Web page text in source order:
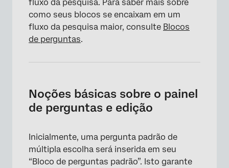
fluxo da pesquisa. Para saber mais sobre
como seus blocos se encaixam em um
fluxo da pesquisa maior, consulte Blocos
de perguntas.
Noções básicas sobre o painel
de perguntas e edição
Inicialmente, uma pergunta padrão de
múltipla escolha será inserida em seu
“Bloco de perguntas padrão”. Isto garante